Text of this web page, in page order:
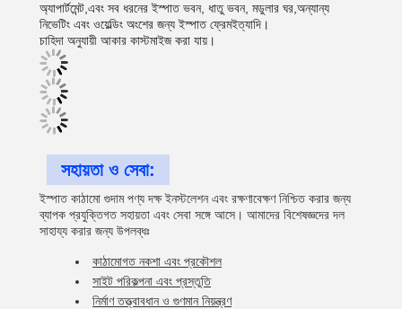
অ্যাপার্টমেন্ট,এবং সব ধরনের ইস্পাত ভবন, ধাতু ভবন, মডুলার ঘর,অন্যান্য
নিভেটিং এবং ওয়েল্ডিং অংশের জন্য ইস্পাত ফ্রেমইত্যাদি।
চাহিদা অনুযায়ী আকার কাস্টমাইজ করা যায়।
সহায়তা ও সেবা:
ইস্পাত কাঠামো গুদাম পণ্য দক্ষ ইনস্টলেশন এবং রক্ষণাবেক্ষণ নিশ্চিত করার জন্য
ব্যাপক প্রযুক্তিগত সহায়তা এবং সেবা সঙ্গে আসে। আমাদের বিশেষজ্ঞদের দল
সাহায্য করার জন্য উপলব্ধঃ
কাঠামোগত নকশা এবং প্রকৌশল
সাইট পরিকল্পনা এবং প্রস্তুতি
নির্মাণ তত্ত্বাবধান ও গুণমান নিয়ন্ত্রণ